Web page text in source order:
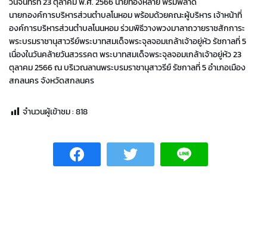
นายกองค์การบริหารส่วนตำบลโนหอม พร้อมด้วยคณะผู้บริหาร เจ้าหน้าที่
องค์การบริหารส่วนตำบลโนนหอม ร่วมพิธีวางพวงมาลาถวายราชสักการะ
พระบรมราชานุสาวรีย์พระบาทสมเด็จพระจุลจอมเกล้าเจ้าอยู่หัว รัชกาลที่ 5
เนื่องในวันคล้ายวันสวรรคต พระบาทสมเด็จพระจุลจอมเกล้าเจ้าอยู่หัว 23
ตุลาคม 2566 ณ บริเวณลานพระบรมราชานุสาวรีย์ รัชกาลที่ 5 อำเภอเมือง
สกลนคร จังหวัดสกลนคร
จำนวนผู้เข้าชม :818